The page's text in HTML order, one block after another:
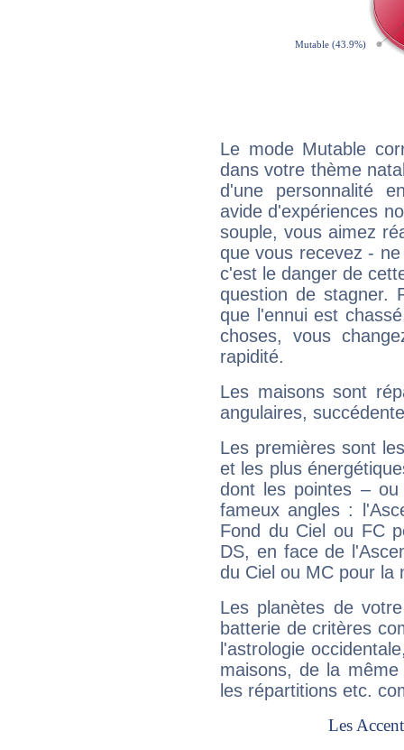
Le mode Mutable
dans votre thème
d'une personnalité
avide d'expériences
souple, vous aimez
que vous recevez -
c'est le danger de
question de stagner.
que l'ennui est
choses, vous
rapidité.
Les maisons sont
angulaires,
Les premières sont
et les plus
dont les pointes –
fameux angles :
Fond du Ciel ou FC
DS, en face de
du Ciel ou MC pour la
Les planètes de
batterie de critères
l'astrologie
maisons, de la
les répartitions etc.